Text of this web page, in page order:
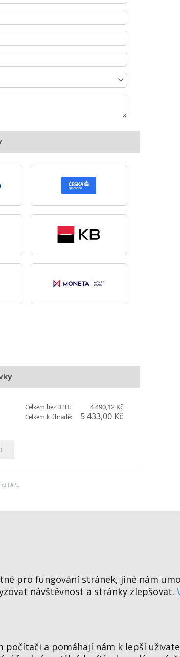
Celkem bez DPH: 4 490,12 Kč
Celkem k úhradě: 5 433,00 Kč
FAPI.
pro fungování stránek, jiné nám
návštěvnost a stránky zlepšovat.
a pomáhají nám k lepší